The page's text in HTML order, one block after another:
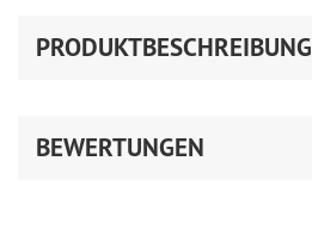
PRODUKTBESCHREIBUNG
BEWERTUNGEN